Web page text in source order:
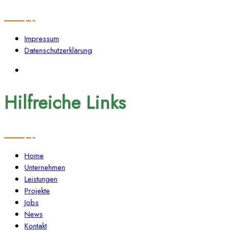
Impressum
Datenschutzerklärung
Hilfreiche Links
Home
Unternehmen
Leistungen
Projekte
Jobs
News
Kontakt